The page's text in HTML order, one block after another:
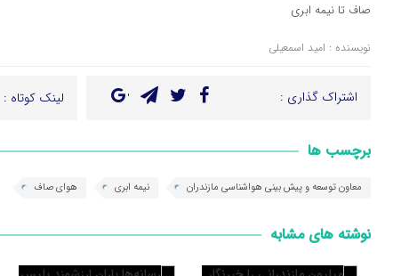
صاف تا نیمه ابری
نویسنده : امید اسمعیلی
اشتراک گذاری : لینک کوتاه :
برچسب ها
معاون توسعه و پیش بینی هواشناسی مازندران نیمه ابری هوای صاف
نوشته های مشابه